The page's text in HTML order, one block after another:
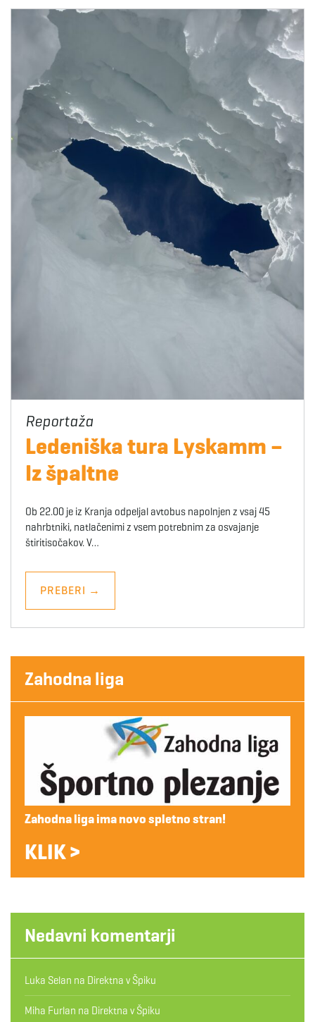
Ledeniška tura Lyskamm –
Iz špaltne
Ob 22.00 je iz Kranja odpeljal avtobus napolnjen z vsaj 45
nahrbtniki, natlačenimi z vsem potrebnim za osvajanje
štiritisočakov. V…
PREBERI →
Zahodna liga
Zahodna liga ima novo spletno stran!
KLIK >
Nedavni komentarji
Luka Selan na Direktna v Špiku
Miha Furlan na Direktna v Špiku